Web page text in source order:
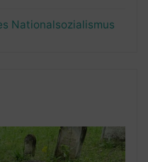
Nationalsozialismus